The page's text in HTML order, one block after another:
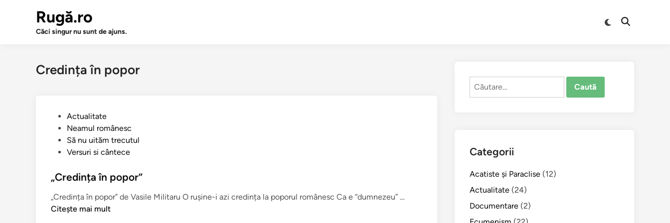
Rugă.ro
Căci singur nu sunt de ajuns.
ComutăDeschide
Credința în popor
t
î
Actualitate
Neamul românesc
Să nu uităm trecutul
Versuri si cântece
„Credința în popor”
„Credința în popor” de Vasile Militaru O rușine-i azi credința la poporul românesc Ca e “dumnezeu” …
Citește mai mult
Caută
Categorii
Acatiste şi Paraclise (12)
Actualitate (24)
Documentare (2)